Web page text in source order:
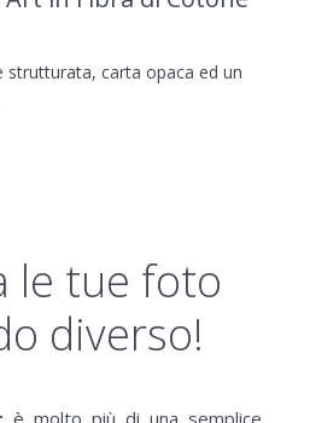
strutturata, carta opaca ed un
le tue foto
diverso!